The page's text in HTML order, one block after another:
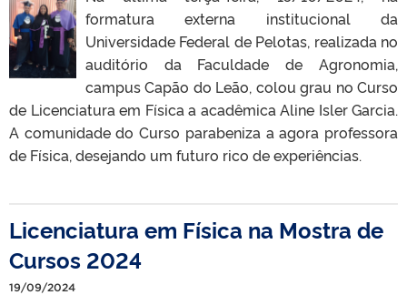
formatura externa institucional da
Universidade Federal de Pelotas, realizada no
auditório da Faculdade de Agronomia,
campus Capão do Leão, colou grau no Curso
de Licenciatura em Física a acadêmica Aline Isler Garcia.
A comunidade do Curso parabeniza a agora professora
de Física, desejando um futuro rico de experiências.
Licenciatura em Física na Mostra de
Cursos 2024
19/09/2024